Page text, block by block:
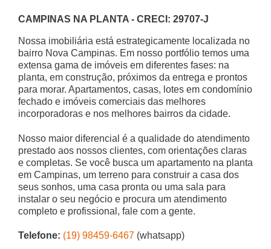
CAMPINAS NA PLANTA - CRECI: 29707-J
Nossa imobiliária está estrategicamente localizada no
bairro Nova Campinas. Em nosso portfólio temos uma
extensa gama de imóveis em diferentes fases: na
planta, em construção, próximos da entrega e prontos
para morar. Apartamentos, casas, lotes em condomínio
fechado e imóveis comerciais das melhores
incorporadoras e nos melhores bairros da cidade.
Nosso maior diferencial é a qualidade do atendimento
prestado aos nossos clientes, com orientações claras
e completas. Se você busca um apartamento na planta
em Campinas, um terreno para construir a casa dos
seus sonhos, uma casa pronta ou uma sala para
instalar o seu negócio e procura um atendimento
completo e profissional, fale com a gente.
Telefone: (19) 98459-6467 (whatsapp)